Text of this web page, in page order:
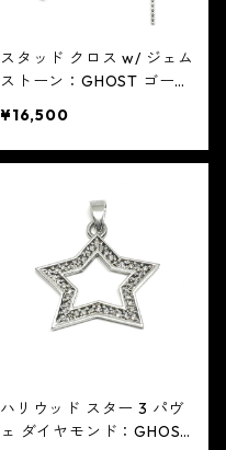
スタッド クロス w/ ジェム
ストーン：GHOST ゴース
¥16,500
ハリウッド スター 3 パヴ
ェ ダイヤモンド：GHOST